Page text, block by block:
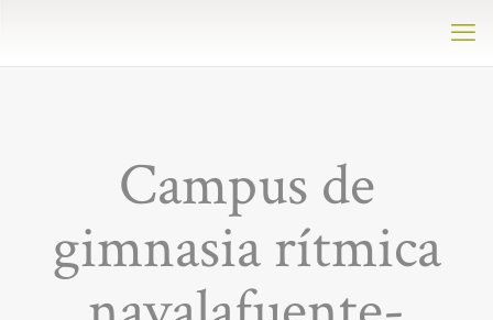
Campus de
gimnasia rítmica